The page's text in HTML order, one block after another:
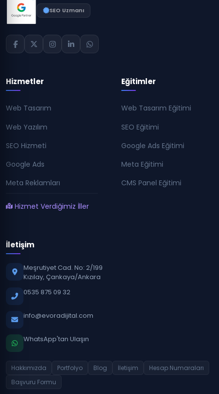
SEO Uzmanı
Hizmetler
Web Tasarım
Web Yazılım
SEO Hizmeti
Google Ads
Meta Reklamları
Hizmet Verdiğimiz İller
Eğitimler
Web Tasarım Eğitimi
SEO Eğitimi
Google Ads Eğitimi
Meta Eğitimi
CMS Panel Eğitimi
İletişim
Meşrutiyet Cad. No: 2/199
Kızılay, Çankaya/Ankara
0535 875 09 32
info@evoradijital.com
WhatsApp'tan Ulaşın
Hakkımızda Portfolyo Blog İletişim
Hesap Numaraları
Başvuru Formu